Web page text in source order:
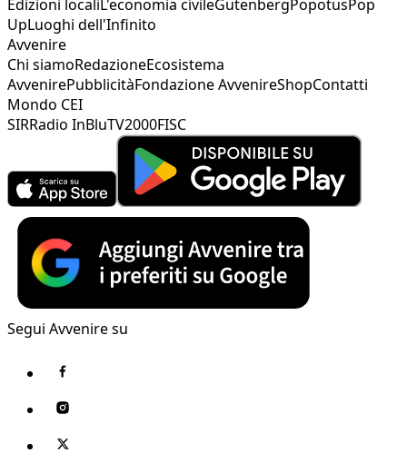
Edizioni localiL'economia civileGutenbergPopotusPop
UpLuoghi dell'Infinito
Avvenire
Chi siamoRedazioneEcosistema
AvvenirePubblicitàFondazione AvvenireShopContatti
Mondo CEI
SIRRadio InBluTV2000FISC
Segui Avvenire su